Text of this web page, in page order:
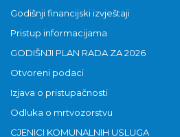
Godišnji financijski izvještaji
Pristup informacijama
GODIŠNJI PLAN RADA ZA 2026
Otvoreni podaci
Izjava o pristupačnosti
Odluka o mrtvozorstvu
CJENICI KOMUNALNIH USLUGA